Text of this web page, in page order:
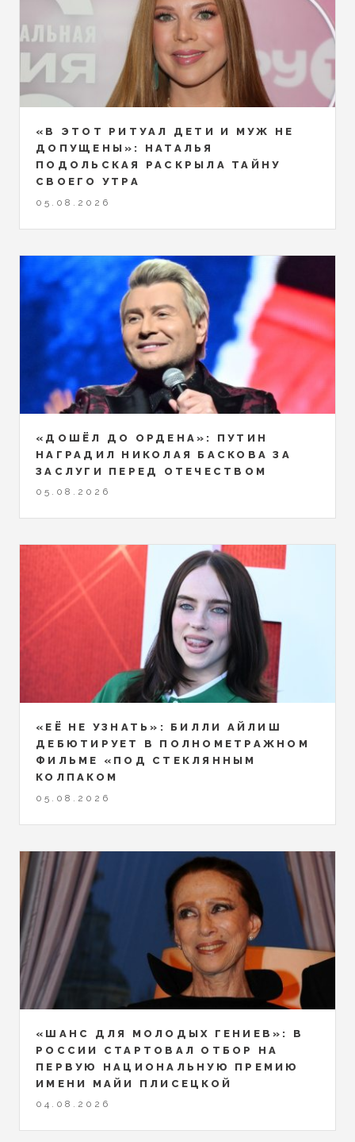
«В ЭТОТ РИТУАЛ ДЕТИ И МУЖ НЕ
ДОПУЩЕНЫ»: НАТАЛЬЯ
ПОДОЛЬСКАЯ РАСКРЫЛА ТАЙНУ
СВОЕГО УТРА
05.08.2026
«ДОШЁЛ ДО ОРДЕНА»: ПУТИН
НАГРАДИЛ НИКОЛАЯ БАСКОВА ЗА
ЗАСЛУГИ ПЕРЕД ОТЕЧЕСТВОМ
05.08.2026
«ЕЁ НЕ УЗНАТЬ»: БИЛЛИ АЙЛИШ
ДЕБЮТИРУЕТ В ПОЛНОМЕТРАЖНОМ
ФИЛЬМЕ «ПОД СТЕКЛЯННЫМ
КОЛПАКОМ
05.08.2026
«ШАНС ДЛЯ МОЛОДЫХ ГЕНИЕВ»: В
РОССИИ СТАРТОВАЛ ОТБОР НА
ПЕРВУЮ НАЦИОНАЛЬНУЮ ПРЕМИЮ
ИМЕНИ МАЙИ ПЛИСЕЦКОЙ
04.08.2026